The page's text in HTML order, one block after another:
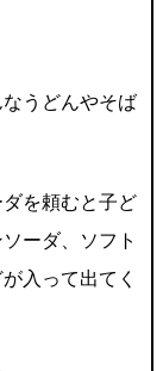
なうどんやそば
を頼むと子ど
ーダ、ソフト
入って出てく